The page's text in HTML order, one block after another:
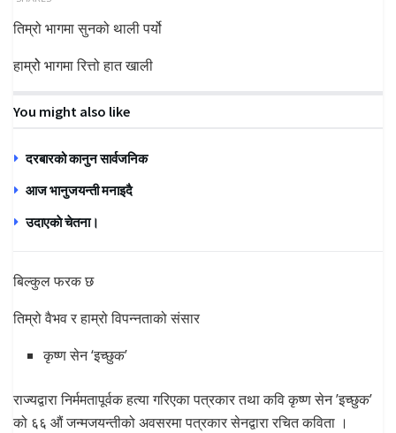
तिम्रो भागमा सुनको थाली पर्यो
हाम्रोे भागमा रित्तो हात खाली
You might also like
दरबारको कानुन सार्वजनिक
आज भानुजयन्ती मनाइदै
उदाएकाे चेतना।
बिल्कुल फरक छ
तिम्रो वैभव र हाम्रो विपन्नताको संसार
कृष्ण सेन ‘इच्छुक’
राज्यद्वारा निर्ममतापूर्वक हत्या गरिएका पत्रकार तथा कवि कृष्ण सेन ’इच्छुक’
को ६६ औं जन्मजयन्तीको अवसरमा पत्रकार सेनद्वारा रचित कविता ।